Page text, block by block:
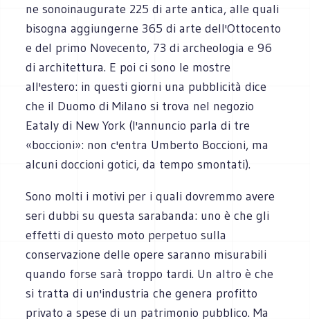
ne sonoinaugurate 225 di arte antica, alle quali
bisogna aggiungerne 365 di arte dell'Ottocento
e del primo Novecento, 73 di archeologia e 96
di architettura. E poi ci sono le mostre
all'estero: in questi giorni una pubblicità dice
che il Duomo di Milano si trova nel negozio
Eataly di New York (l'annuncio parla di tre
«boccioni»: non c'entra Umberto Boccioni, ma
alcuni doccioni gotici, da tempo smontati).
Sono molti i motivi per i quali dovremmo avere
seri dubbi su questa sarabanda: uno è che gli
effetti di questo moto perpetuo sulla
conservazione delle opere saranno misurabili
quando forse sarà troppo tardi. Un altro è che
si tratta di un'industria che genera profitto
privato a spese di un patrimonio pubblico. Ma